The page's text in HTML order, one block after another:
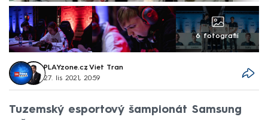
6 fotografií
PLAYzone.cz, Viet Tran
27. lis 2021, 20:59
Tuzemský esportový šampionát Samsung